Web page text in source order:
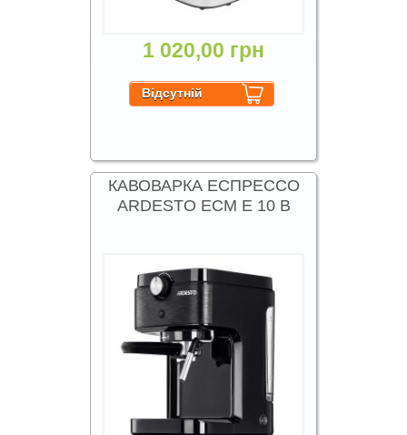
1 020,00 грн
КАВОВАРКА ЕСПРЕССО
ARDESTO ECM E 10 B